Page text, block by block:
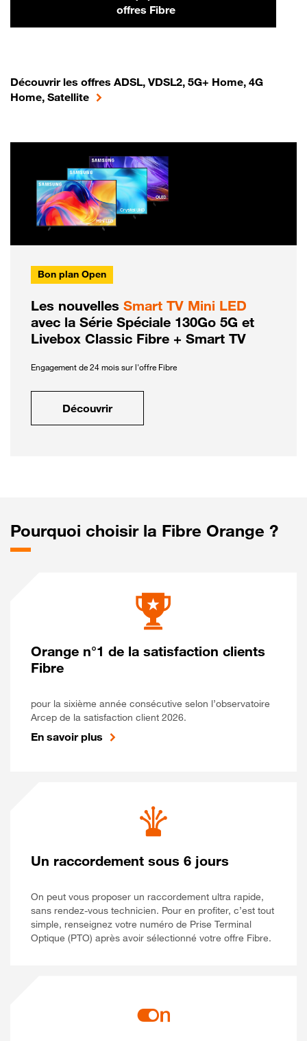
offres Fibre
Découvrir les offres ADSL, VDSL2, 5G+ Home, 4G
Home, Satellite
Bon plan Open
Les nouvelles Smart TV Mini LED
avec la Série Spéciale 130Go 5G et
Livebox Classic Fibre + Smart TV
Engagement de 24 mois sur l'offre Fibre
Découvrir
Pourquoi choisir la Fibre Orange ?
Orange n°1 de la satisfaction clients
Fibre
pour la sixième année consécutive selon l’observatoire
Arcep de la satisfaction client 2026.
En savoir plus
Un raccordement sous 6 jours
On peut vous proposer un raccordement ultra rapide,
sans rendez-vous technicien. Pour en profiter, c’est tout
simple, renseignez votre numéro de Prise Terminal
Optique (PTO) après avoir sélectionné votre offre Fibre.